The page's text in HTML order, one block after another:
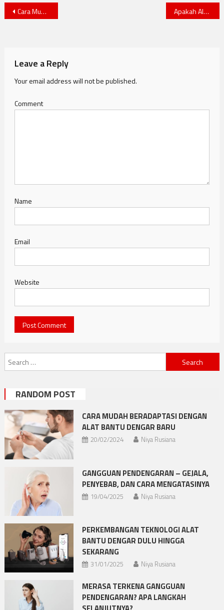
Post navigation
Cara Mudah Beradaptasi dengan Alat Bantu Dengar Baru Apakah Alat Bantu Dengar Dapat Mengatasi Tinitus?
Leave a Reply
Your email address will not be published.
Comment
Name
Email
Website
Search for:
RANDOM POST
CARA MUDAH BERADAPTASI DENGAN
ALAT BANTU DENGAR BARU
20/02/2024 Niya Rusiana
GANGGUAN PENDENGARAN – GEJALA,
PENYEBAB, DAN CARA MENGATASINYA
19/04/2025 Niya Rusiana
PERKEMBANGAN TEKNOLOGI ALAT
BANTU DENGAR DULU HINGGA
SEKARANG
31/01/2025 Niya Rusiana
MERASA TERKENA GANGGUAN
PENDENGARAN? APA LANGKAH